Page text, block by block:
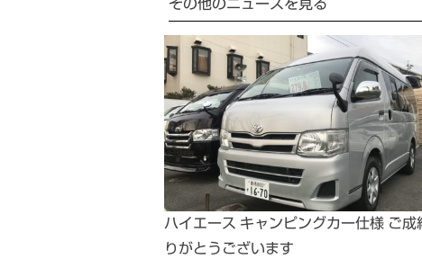
ハイエース キャンピングカー仕様 ご成
りがとうございます